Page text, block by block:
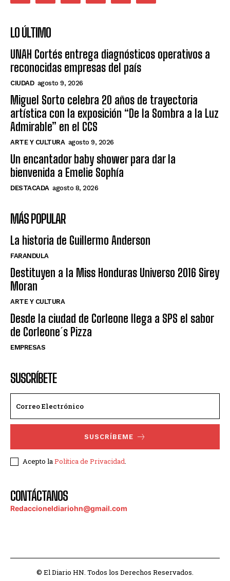
LO ÚLTIMO
UNAH Cortés entrega diagnósticos operativos a
reconocidas empresas del país
CIUDAD agosto 9, 2026
Miguel Sorto celebra 20 años de trayectoria
artística con la exposición “De la Sombra a la Luz
Admirable” en el CCS
ARTE Y CULTURA agosto 9, 2026
Un encantador baby shower para dar la
bienvenida a Emelie Sophía
DESTACADA agosto 8, 2026
MÁS POPULAR
La historia de Guillermo Anderson
FARANDULA
Destituyen a la Miss Honduras Universo 2016 Sirey
Moran
ARTE Y CULTURA
Desde la ciudad de Corleone llega a SPS el sabor
de Corleone´s Pizza
EMPRESAS
SUSCRÍBETE
SUSCRÍBEME
Acepto laPolítica de Privacidad.
CONTÁCTANOS
Redaccioneldiariohn@gmail.com
© El Diario HN. Todos los Derechos Reservados.